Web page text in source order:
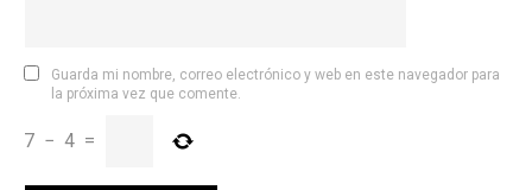
Guarda mi nombre, correo electrónico y web en este navegador para
la próxima vez que comente.
7 − 4 =